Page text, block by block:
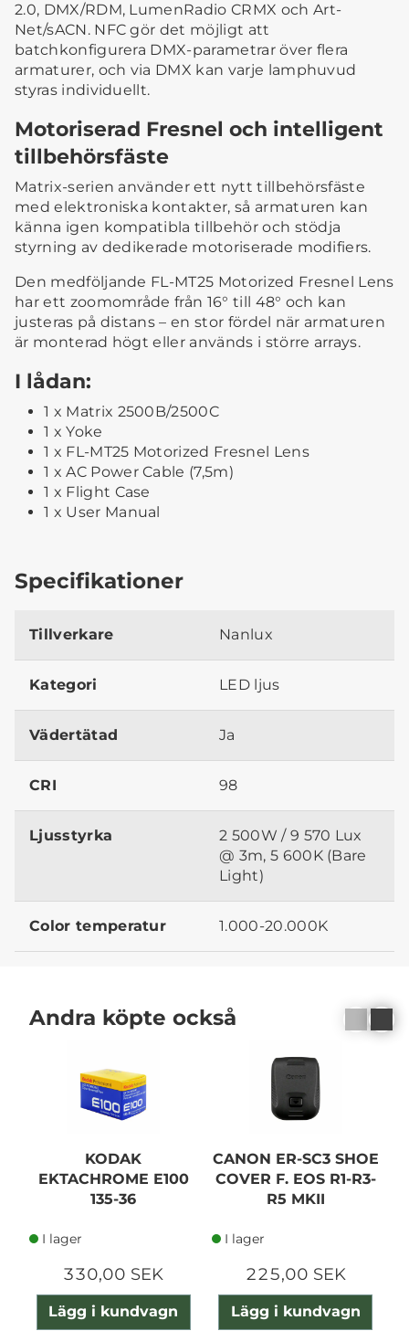
2.0, DMX/RDM, LumenRadio CRMX och Art-
Net/sACN. NFC gör det möjligt att
batchkonfigurera DMX-parametrar över flera
armaturer, och via DMX kan varje lamphuvud
styras individuellt.
Motoriserad Fresnel och intelligent
tillbehörsfäste
Matrix-serien använder ett nytt tillbehörsfäste
med elektroniska kontakter, så armaturen kan
känna igen kompatibla tillbehör och stödja
styrning av dedikerade motoriserade modifiers.
Den medföljande FL-MT25 Motorized Fresnel Lens
har ett zoomområde från 16° till 48° och kan
justeras på distans – en stor fördel när armaturen
är monterad högt eller används i större arrays.
I lådan:
1 x Matrix 2500B/2500C
1 x Yoke
1 x FL-MT25 Motorized Fresnel Lens
1 x AC Power Cable (7,5m)
1 x Flight Case
1 x User Manual
Specifikationer
Tillverkare Nanlux
Kategori LED ljus
Vädertätad Ja
CRI 98
Ljusstyrka
2 500W / 9 570 Lux
@ 3m, 5 600K (Bare
Light)
Color temperatur 1.000-20.000K
Andra köpte också
KODAK
EKTACHROME E100
135-36
I lager
330,00 SEK
Lägg i kundvagn
CANON ER-SC3 SHOE
COVER F. EOS R1-R3-
R5 MKII
I lager
225,00 SEK
Lägg i kundvagn